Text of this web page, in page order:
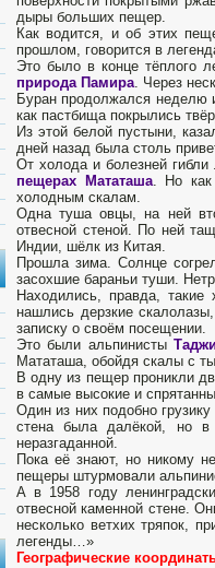
дыры больших пещер.
Как водится, и об этих
прошлом, говорится в
Это было в конце тёплого
природа Памира. Через
Буран продолжался неделю
как пастбища покрылись
Из этой белой пустыни,
дней назад была столь
От холода и болезней
пещерах Мататаша. Но как
холодным скалам.
Одна туша овцы, на ней
отвесной стеной. По ней
Индии, шёлк из Китая.
Прошла зима. Солнце
засохшие бараньи туши.
Находились, правда,
нашлись дерзкие
записку о своём посещении.
Это были альпинисты
Мататаша, обойдя скалы с
В одну из пещер проникли
в самые высокие и
Один из них подобно
стена была далёкой, но
неразгаданной.
Пока её знают, но никому
пещеры штурмовали
А в 1958 году
отвесной каменной стене.
несколько ветхих тряпок,
легенды…»
Географические